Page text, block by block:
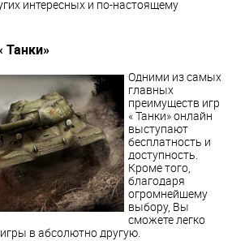
интересных и по-настоящему
Танки»
Одними из самых
главных
преимуществ игр
« Танки» онлайн
выступают
бесплатность и
доступность.
Кроме того,
благодаря
огромнейшему
выбору, Вы
сможете легко
в абсолютно другую.